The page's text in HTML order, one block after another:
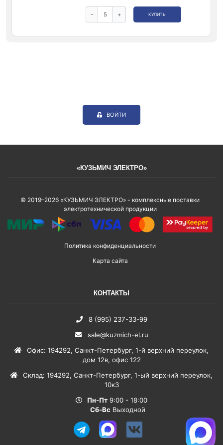
- + КУПИТЬ
ВОЙТИ
«КУЗЬМИЧ ЭЛЕКТРО»
© 2019–2026 «КУЗЬМИЧ ЭЛЕКТРО» - комплексные поставки
электротехнической продукции
Политика конфиденциальности
Карта сайта
КОНТАКТЫ
8 (995) 237-33-99
sale@kuzmich-el.ru
Офис: 194292, Санкт-Петербург, 1-й верхний переулок,
дом 12в, офис 122
Склад: 194292, Санкт-Петербург, 1-ый верхний переулок,
10к3
Пн-Пт 9:00 - 18:00
Сб-Вс Выходной